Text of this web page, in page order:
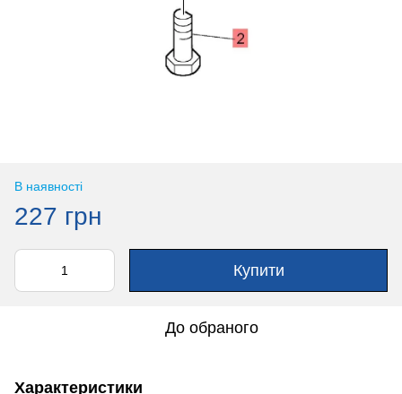
В наявності
227 грн
Купити
До обраного
Характеристики